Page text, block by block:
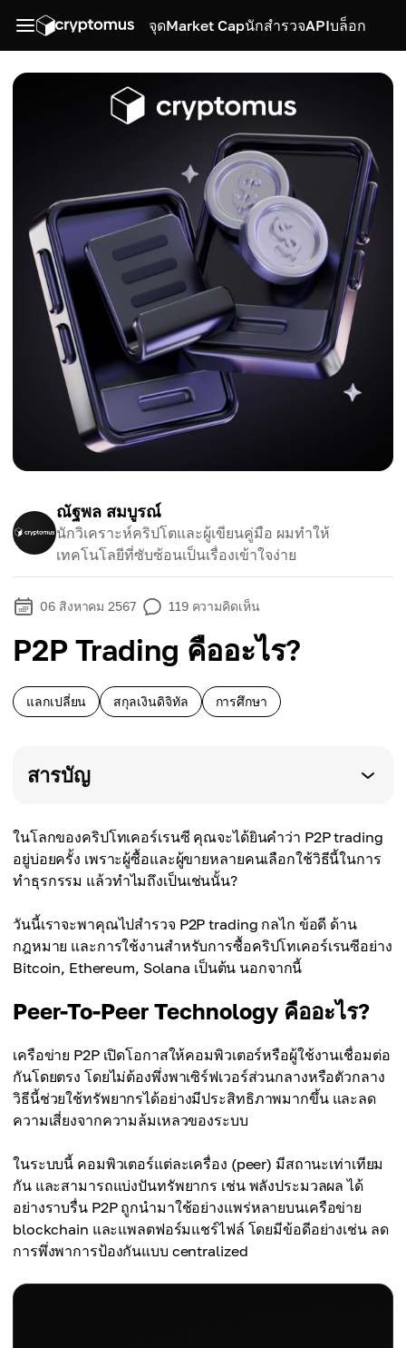
จุดMarket CapนักสำรวจAPIบล็อก
ณัฐพล สมบูรณ์
นักวิเคราะห์คริปโตและผู้เขียนคู่มือ ผมทำให้
เทคโนโลยีที่ซับซ้อนเป็นเรื่องเข้าใจง่าย
06 สิงหาคม 2567 119 ความคิดเห็น
P2P Trading คืออะไร?
แลกเปลี่ยน สกุลเงินดิจิทัล การศึกษา
สารบัญ
ในโลกของคริปโทเคอร์เรนซี คุณจะได้ยินคำว่า P2P trading
อยู่บ่อยครั้ง เพราะผู้ซื้อและผู้ขายหลายคนเลือกใช้วิธีนี้ในการ
ทำธุรกรรม แล้วทำไมถึงเป็นเช่นนั้น?
วันนี้เราจะพาคุณไปสำรวจ P2P trading กลไก ข้อดี ด้าน
กฎหมาย และการใช้งานสำหรับการซื้อคริปโทเคอร์เรนซีอย่าง
Bitcoin, Ethereum, Solana เป็นต้น นอกจากนี้
Peer-To-Peer Technology คืออะไร?
เครือข่าย P2P เปิดโอกาสให้คอมพิวเตอร์หรือผู้ใช้งานเชื่อมต่อ
กันโดยตรง โดยไม่ต้องพึ่งพาเซิร์ฟเวอร์ส่วนกลางหรือตัวกลาง
วิธีนี้ช่วยใช้ทรัพยากรได้อย่างมีประสิทธิภาพมากขึ้น และลด
ความเสี่ยงจากความล้มเหลวของระบบ
ในระบบนี้ คอมพิวเตอร์แต่ละเครื่อง (peer) มีสถานะเท่าเทียม
กัน และสามารถแบ่งปันทรัพยากร เช่น พลังประมวลผล ได้
อย่างราบรื่น P2P ถูกนำมาใช้อย่างแพร่หลายบนเครือข่าย
blockchain และแพลตฟอร์มแชร์ไฟล์ โดยมีข้อดีอย่างเช่น ลด
การพึ่งพาการป้องกันแบบ centralized